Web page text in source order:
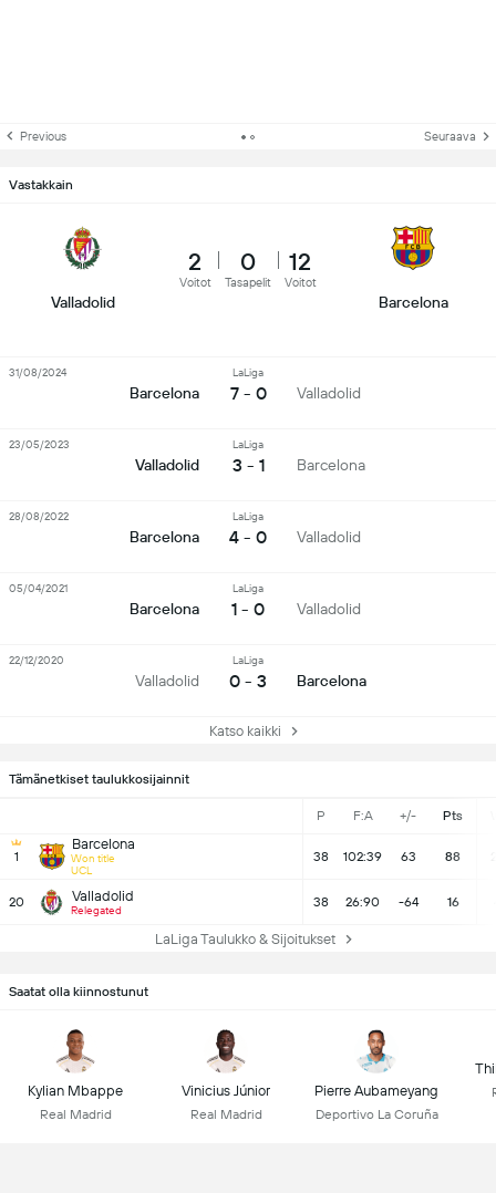
Tämänetkiset taulukkosijainnit
P F:A +/- Pts
1
Barcelona
Won title
UCL
38 102:39 63 88
20 Valladolid
Relegated
38 26:90 -64 16
LaLiga Taulukko & Sijoitukset
Previous Seuraava
Vastakkain
Valladolid
2
Voitot
0
Tasapelit
12
Voitot
Barcelona
Barcelona
LaLiga
7 - 0 Valladolid
31/08/2024
Valladolid
LaLiga
3 - 1 Barcelona
23/05/2023
Barcelona
LaLiga
4 - 0 Valladolid
28/08/2022
Barcelona
LaLiga
1 - 0 Valladolid
05/04/2021
Valladolid
LaLiga
0 - 3 Barcelona
22/12/2020
Katso kaikki
Saatat olla kiinnostunut
Kylian Mbappe
Real Madrid
Vinicius Júnior
Real Madrid
Pierre Aubameyang
Deportivo La Coruña